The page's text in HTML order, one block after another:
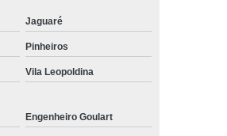
Capilar
Pigmentação Capilar em 3d
Capilar Feminina
de Couro Cabeludo
Jaguaré
Pinheiros
Vila Leopoldina
Engenheiro Goulart